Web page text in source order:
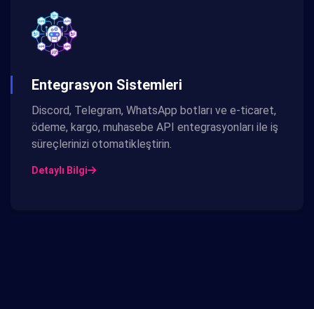
Entegrasyon Sistemleri
Discord, Telegram, WhatsApp botları ve e-ticaret,
ödeme, kargo, muhasebe API entegrasyonları ile iş
süreçlerinizi otomatikleştirin.
Detaylı Bilgi